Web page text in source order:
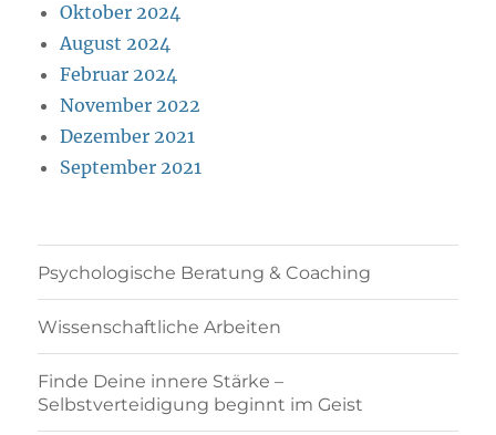
Oktober 2024
August 2024
Februar 2024
November 2022
Dezember 2021
September 2021
Psychologische Beratung & Coaching
Wissenschaftliche Arbeiten
Finde Deine innere Stärke –
Selbstverteidigung beginnt im Geist